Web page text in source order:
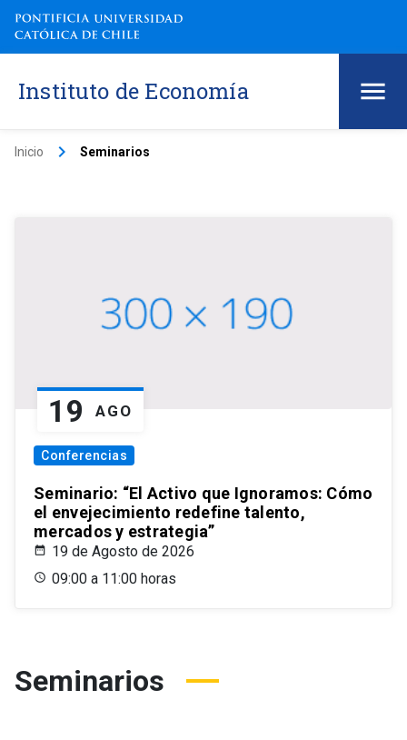
Instituto de Economía
Inicio keyboard_arrow_right Seminarios
19 AGO
Conferencias
Seminario: “El Activo que Ignoramos: Cómo
el envejecimiento redefine talento,
mercados y estrategia”
19 de Agosto de 2026
09:00 a 11:00 horas
Seminarios